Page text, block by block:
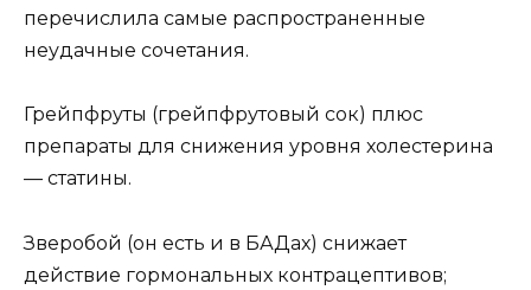
перечислила самые распространенные
неудачные сочетания.
Грейпфруты (грейпфрутовый сок) плюс
препараты для снижения уровня холестерина
— статины.
Зверобой (он есть и в БАДах) снижает
действие гормональных контрацептивов;